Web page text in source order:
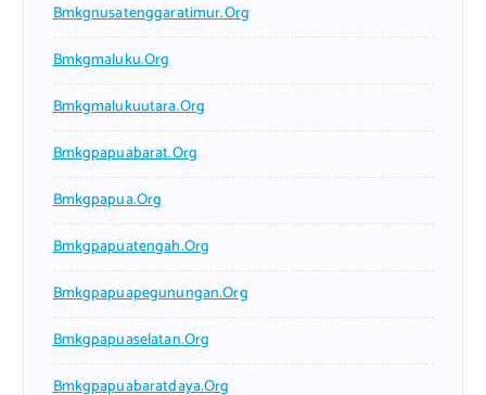
Bmkgnusatenggaratimur.org
Bmkgmaluku.org
Bmkgmalukuutara.org
Bmkgpapuabarat.org
Bmkgpapua.org
Bmkgpapuatengah.org
Bmkgpapuapegunungan.org
Bmkgpapuaselatan.org
Bmkgpapuabaratdaya.org